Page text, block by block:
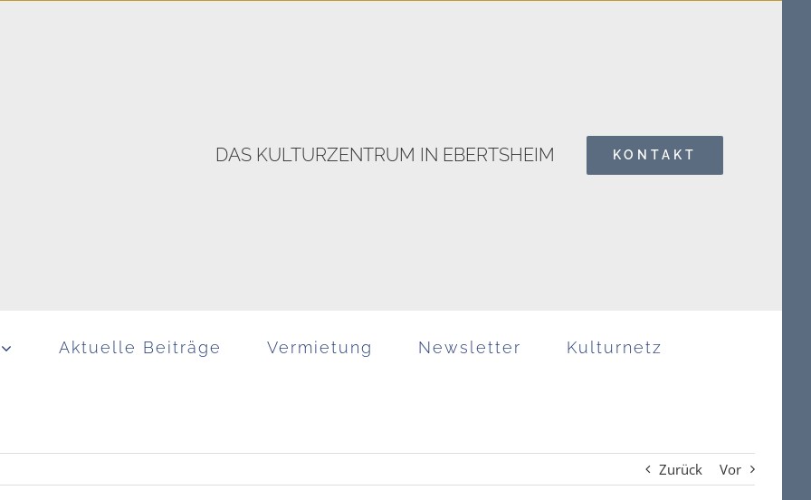
DAS KULTURZENTRUM IN EBERTSHEIM
Search
KONTAKT
Aktuelle Beiträge Vermietung Newsletter Kulturnetz
Zurück Vor